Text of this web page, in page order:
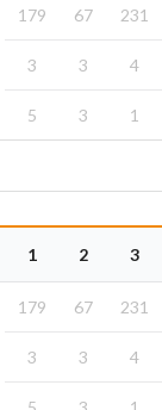
179 67 231
3 3 4
5 3 1
1 2 3
179 67 231
3 3 4